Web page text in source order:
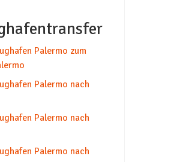
Palermo zum
Palermo nach
Palermo nach
Palermo nach